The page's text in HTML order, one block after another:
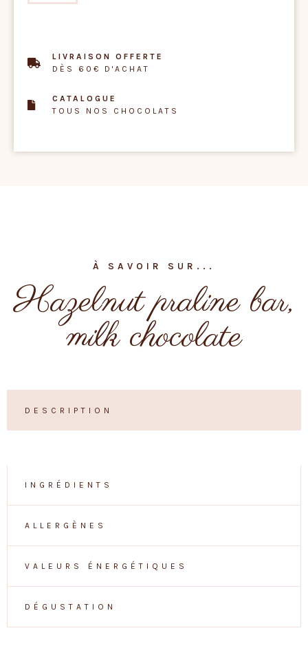
LIVRAISON OFFERTE
DÈS 60€ D'ACHAT
CATALOGUE
TOUS NOS CHOCOLATS
À SAVOIR SUR...
Hazelnut praline bar,
milk chocolate
DESCRIPTION
INGRÉDIENTS
ALLERGÈNES
VALEURS ÉNERGÉTIQUES
DÉGUSTATION